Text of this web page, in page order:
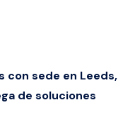
con sede en Leeds,
de soluciones